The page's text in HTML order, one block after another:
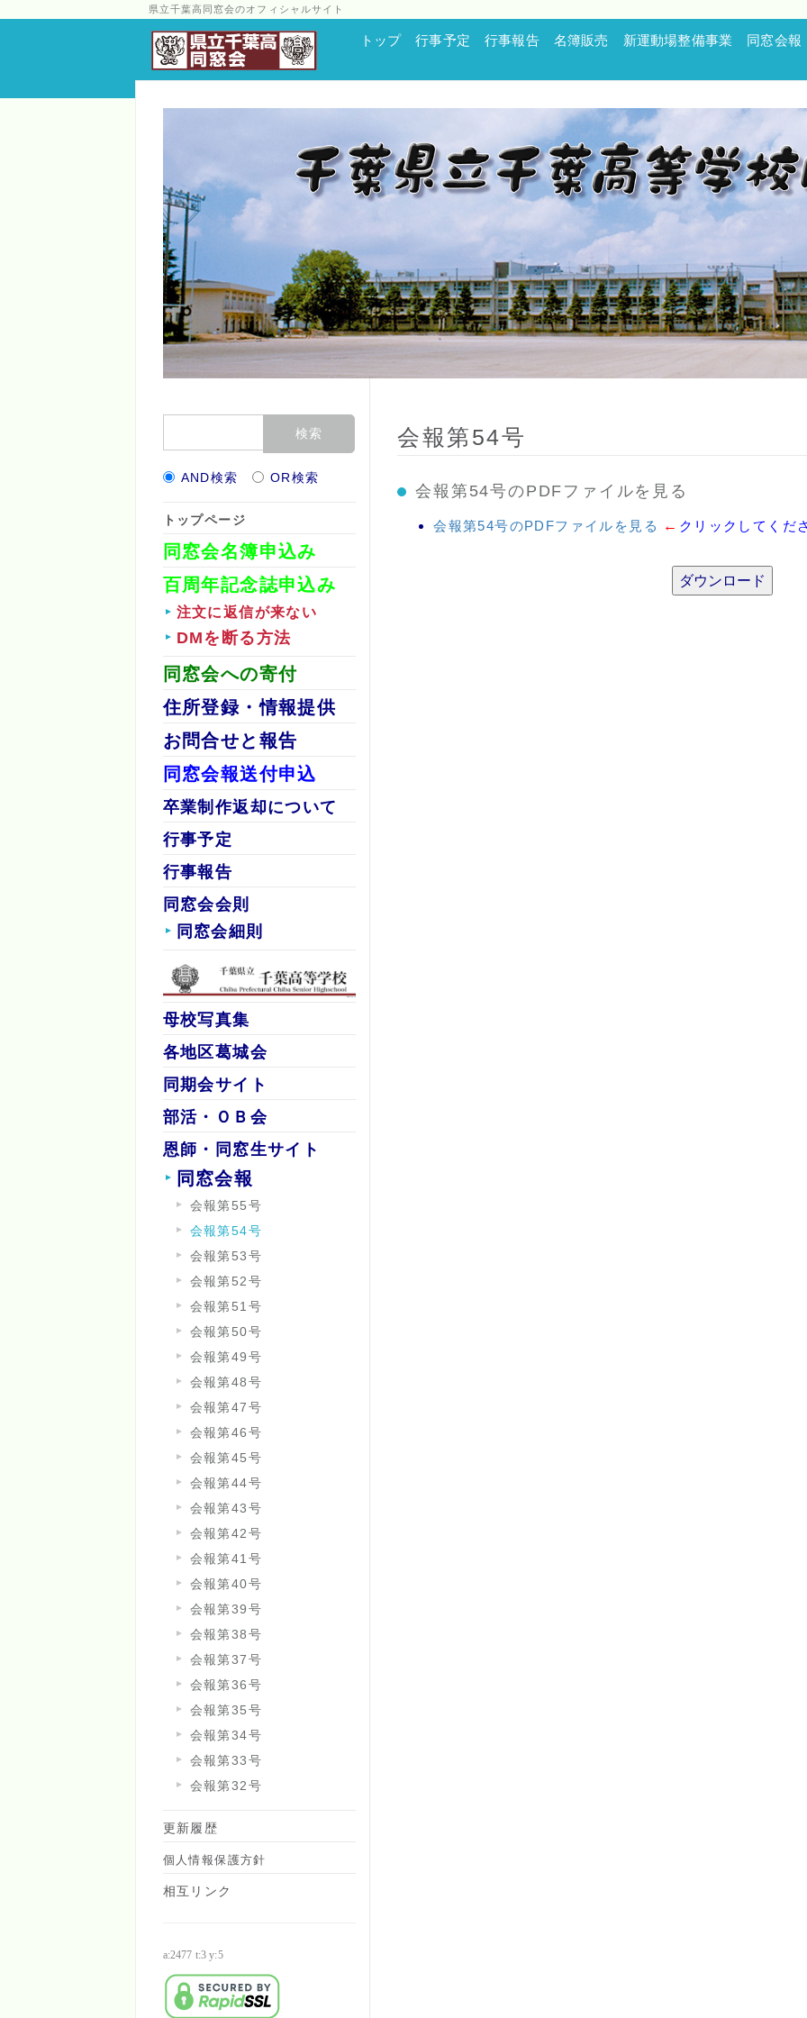
県立千葉高同窓会のオフィシャルサイト
トップ 行事予定 行事報告 名簿販売 新運動場整備事業 同窓会報
会報第54号
会報第54号のPDFファイルを見る
会報第54号のPDFファイルを見る ← クリックしてくだ
AND検索 OR検索
トップページ
同窓会名簿申込み
百周年記念誌申込み
注文に返信が来ない
DMを断る方法
同窓会への寄付
住所登録・情報提供
お問合せと報告
同窓会報送付申込
卒業制作返却について
行事予定
行事報告
同窓会会則
同窓会細則
母校写真集
各地区葛城会
同期会サイト
部活・ＯＢ会
恩師・同窓生サイト
同窓会報
会報第55号
会報第54号
会報第53号
会報第52号
会報第51号
会報第50号
会報第49号
会報第48号
会報第47号
会報第46号
会報第45号
会報第44号
会報第43号
会報第42号
会報第41号
会報第40号
会報第39号
会報第38号
会報第37号
会報第36号
会報第35号
会報第34号
会報第33号
会報第32号
更新履歴
個人情報保護方針
相互リンク
a:2477 t:3 y:5